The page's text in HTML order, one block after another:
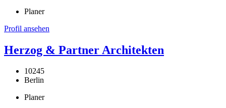
Planer
Profil ansehen
Herzog & Partner Architekten
10245
Berlin
Planer